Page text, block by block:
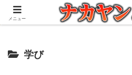
アウトドアとガジェット好きな管理人の
学び
メニュー